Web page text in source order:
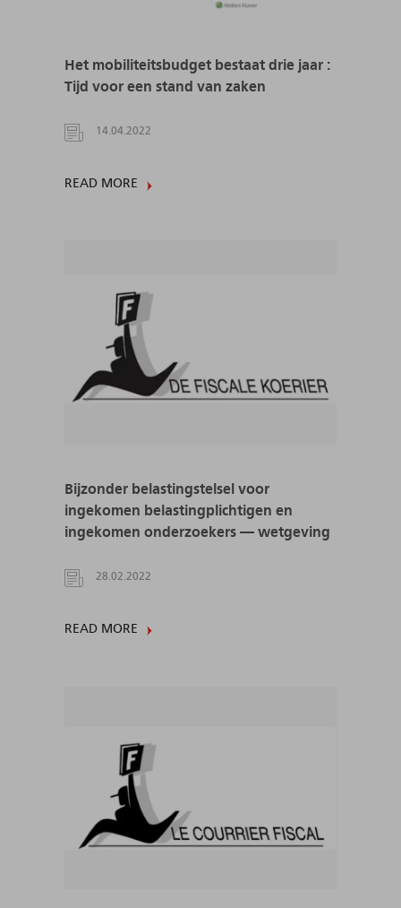
Het mobiliteitsbudget bestaat drie jaar :
Tijd voor een stand van zaken
14.04.2022
READ MORE
Bijzonder belastingstelsel voor
ingekomen belastingplichtigen en
ingekomen onderzoekers — wetgeving
28.02.2022
READ MORE